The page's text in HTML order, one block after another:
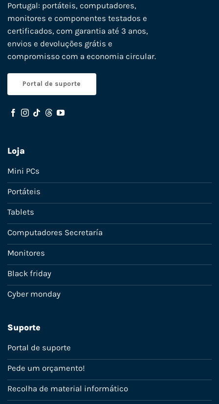
Portugal: portáteis, computadores,
monitores e componentes testados e
certificados, com garantia até 3 anos,
envios e devoluções grátis e
compromisso com a economia circular.
Portal de suporte
Loja
Mini PCs
Portáteis
Tablets
Computadores Secretaría
Monitores
Black friday
Cyber monday
Suporte
Portal de suporte
Pede um orçamento!
Recolha de material informático